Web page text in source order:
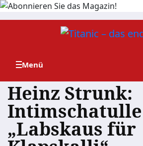
Zum
Heinz Strunk:
Intimschatulle
„Labskaus für